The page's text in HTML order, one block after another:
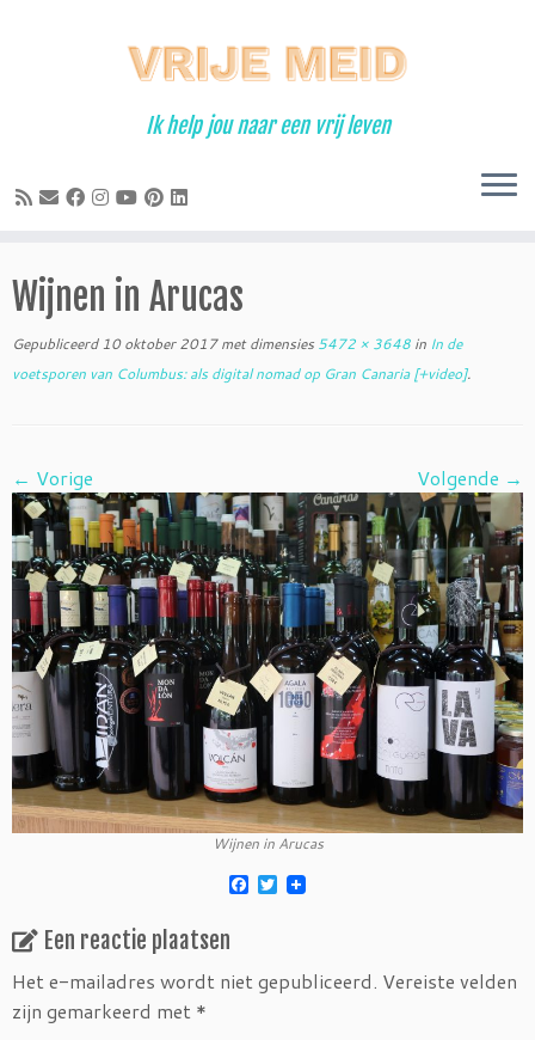
Ik help jou naar een vrij leven
Wijnen in Arucas
Gepubliceerd 10 oktober 2017met dimensies 5472 × 3648 in In de
voetsporen van Columbus: als digital nomad op Gran Canaria [+video].
← Vorige Volgende →
Wijnen in Arucas
F
o
T
w
e
r
Een reactie plaatsen
Het e-mailadres wordt niet gepubliceerd. Vereiste velden
zijn gemarkeerd met *